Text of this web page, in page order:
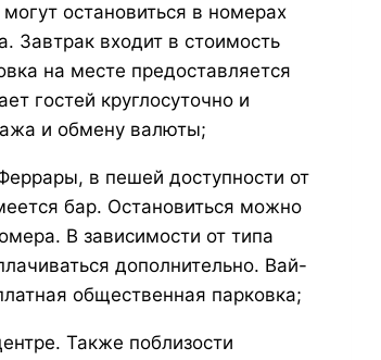
остановиться в номерах
Завтрак входит в стоимость
на месте предоставляется
гостей круглосуточно и
и обмену валюты;
в пешей доступности от
бар. Остановиться можно
В зависимости от типа
дополнительно. Вай-
общественная парковка;
Также поблизости